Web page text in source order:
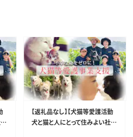
【返礼品なし】【犬猫等愛護活動
犬と猫と人にとって住みよい社会